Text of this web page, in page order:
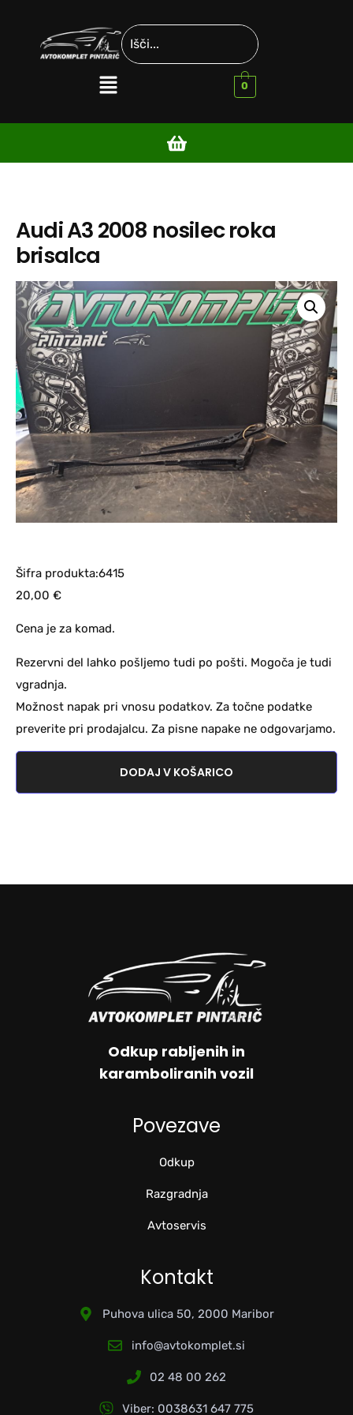
0
Audi A3 2008 nosilec roka
brisalca
Šifra produkta:6415
20,00 €
Cena je za komad.
Rezervni del lahko pošljemo tudi po pošti. Mogoča je tudi
vgradnja.
Možnost napak pri vnosu podatkov. Za točne podatke
preverite pri prodajalcu. Za pisne napake ne odgovarjamo.
DODAJ V KOŠARICO
Odkup rabljenih in
karamboliranih vozil
Povezave
Odkup
Razgradnja
Avtoservis
Kontakt
Puhova ulica 50, 2000 Maribor
info@avtokomplet.si
02 48 00 262
Viber: 0038631 647 775